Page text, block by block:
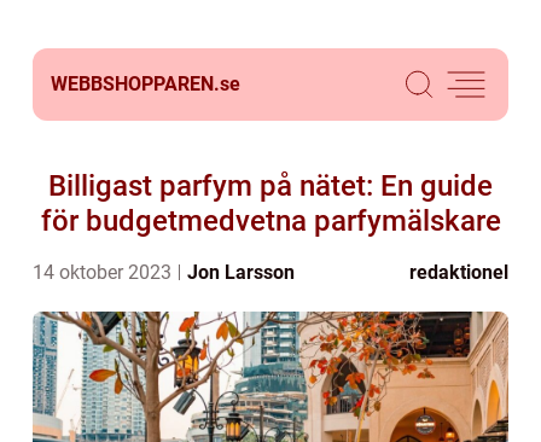
WEBBSHOPPAREN.se
Billigast parfym på nätet: En guide
för budgetmedvetna parfymälskare
14 oktober 2023 Jon Larsson redaktionel